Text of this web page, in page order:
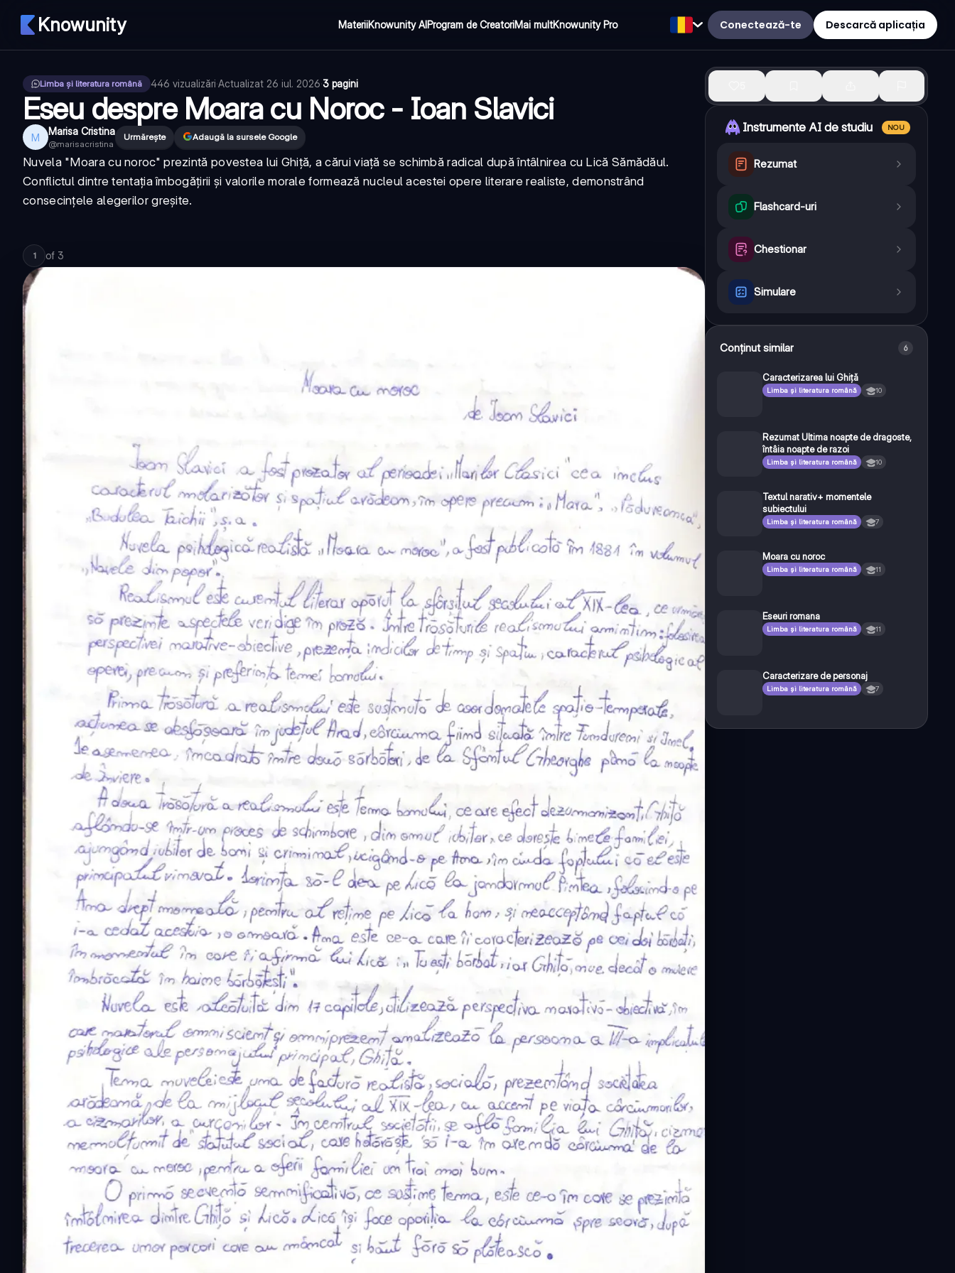
Knowunity MateriiKnowunity AIProgram de CreatoriMai multKnowunity Pro Conectează-te Descarcă aplicația
Limba și literatura română 446 vizualizări·Actualizat 26 iul. 2026·3 pagini
Eseu despre Moara cu Noroc - Ioan Slavici
M Marisa Cristina
@marisacristina
Urmărește Adaugă la sursele Google
Nuvela "Moara cu noroc" prezintă povestea lui Ghiță, a cărui viață se schimbă radical după întâlnirea cu Lică Sămădăul.
Conflictul dintre tentația îmbogățirii și valorile morale formează nucleul acestei opere literare realiste, demonstrând
consecințele alegerilor greșite.
1 of 3
Instrumente AI de studiu NOU
Rezumat
Flashcard-uri
Chestionar
Simulare
Conținut similar 6
Caracterizarea lui Ghiță
Limba și literatura română 10
Rezumat Ultima noapte de dragoste,
întâia noapte de razoi
Limba și literatura română 10
Textul narativ+ momentele
subiectului
Limba și literatura română 7
Moara cu noroc
Limba și literatura română 11
Eseuri romana
Limba și literatura română 11
Caracterizare de personaj
Limba și literatura română 7